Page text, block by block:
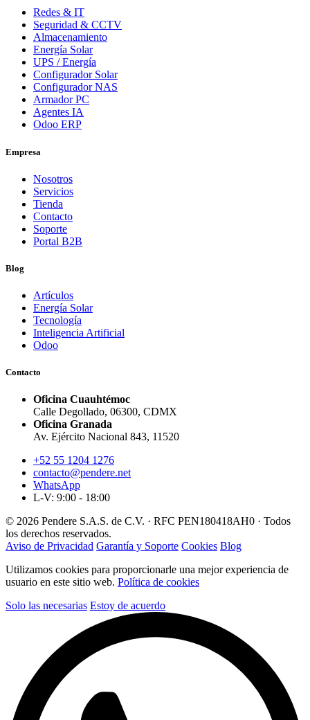
Redes & IT
Seguridad & CCTV
Almacenamiento
Energía Solar
UPS / Energía
Configurador Solar
Configurador NAS
Armador PC
Agentes IA
Odoo ERP
Empresa
Nosotros
Servicios
Tienda
Contacto
Soporte
Portal B2B
Blog
Artículos
Energía Solar
Tecnología
Inteligencia Artificial
Odoo
Contacto
Oficina Cuauhtémoc
Calle Degollado, 06300, CDMX
Oficina Granada
Av. Ejército Nacional 843, 11520
+52 55 1204 1276
contacto@pendere.net
WhatsApp
L-V: 9:00 - 18:00
© 2026 Pendere S.A.S. de C.V. · RFC PEN180418AH0 · Todos
los derechos reservados.
Aviso de Privacidad Garantía y Soporte Cookies Blog
Utilizamos cookies para proporcionarle una mejor experiencia de
usuario en este sitio web. Política de cookies
Solo las necesarias Estoy de acuerdo